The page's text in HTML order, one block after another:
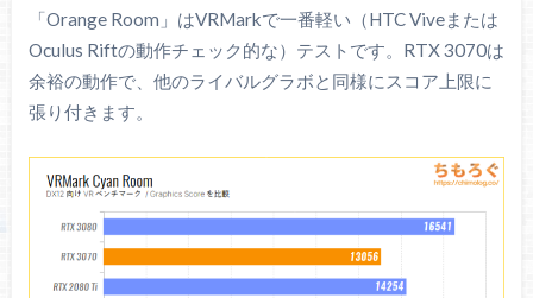
「Orange Room」はVRMarkで一番軽い（HTC Viveまたは
Oculus Riftの動作チェック的な）テストです。RTX 3070は
余裕の動作で、他のライバルグラボと同様にスコア上限に
張り付きます。